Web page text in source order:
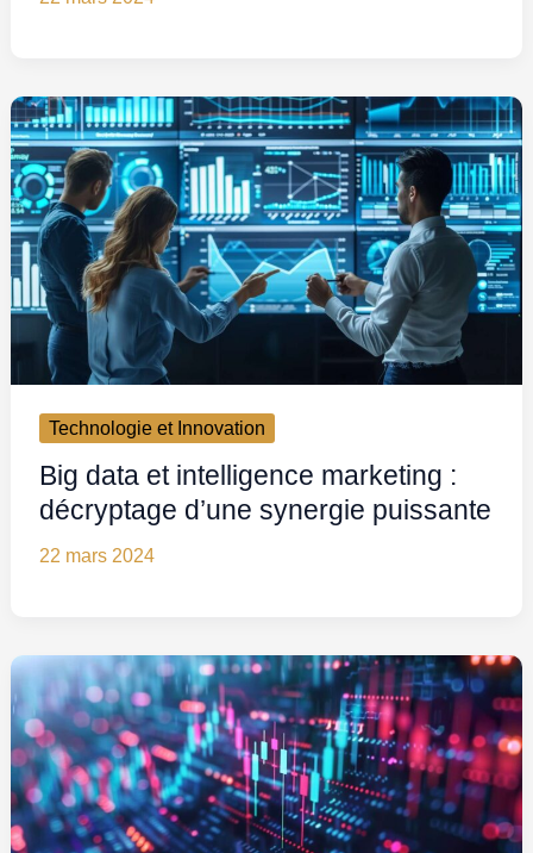
Technologie et Innovation
Big data et intelligence marketing :
décryptage d’une synergie puissante
22 mars 2024